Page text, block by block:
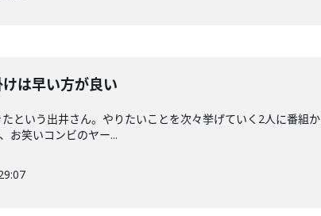
けは早い方が良い
という出井さん。やりたいことを次々挙げていく2人に番組
お笑いコンビのヤー...